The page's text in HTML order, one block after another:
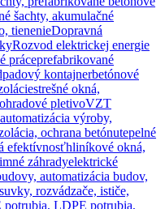
šachty, akumulačné
tienenieDopravná
Rozvod elektrickej energie
práceprefabrikované
kontajnerbetónové
strešné okná,
pletivoVZT
automatizácia výroby,
ochrana betónutepelné
efektívnosťhliníkové okná,
záhradyelektrické
automatizácia budov,
rozvádzače, ističe,
LDPE potrubia,